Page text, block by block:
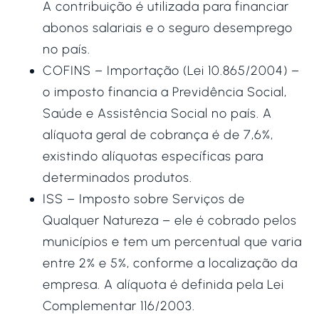
A contribuição é utilizada para financiar
abonos salariais e o seguro desemprego
no país.
COFINS – Importação (Lei 10.865/2004) –
o imposto financia a Previdência Social,
Saúde e Assistência Social no país. A
alíquota geral de cobrança é de 7,6%,
existindo alíquotas específicas para
determinados produtos.
ISS – Imposto sobre Serviços de
Qualquer Natureza – ele é cobrado pelos
municípios e tem um percentual que varia
entre 2% e 5%, conforme a localização da
empresa. A alíquota é definida pela Lei
Complementar 116/2003.